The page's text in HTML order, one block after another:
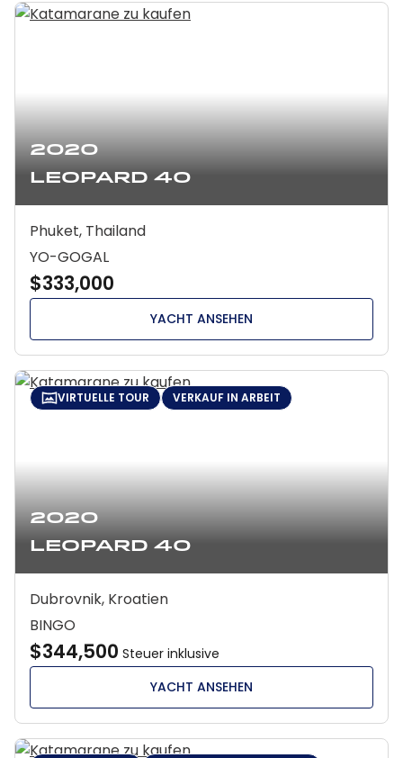
2020
Leopard 40
Phuket, Thailand
YO-GOGAL
$333,000
YACHT ANSEHEN
2020
Leopard 40
VIRTUELLE TOUR VERKAUF IN ARBEIT
Dubrovnik, Kroatien
BINGO
$344,500 Steuer inklusive
YACHT ANSEHEN